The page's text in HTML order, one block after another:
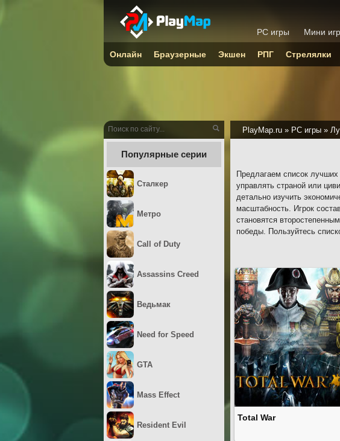
PlayMap.ru » PC игры »
Предлагаем список
управлять страной или
детально изучить
масштабность. Игрок
становятся
победы. Пользуйтесь
Total War
Популярные серии
Сталкер
Метро
Call of Duty
Assassins Creed
Ведьмак
Need for Speed
GTA
Mass Effect
Resident Evil
PC игры Мини
Онлайн Браузерные Экшен РПГ Стрелялки